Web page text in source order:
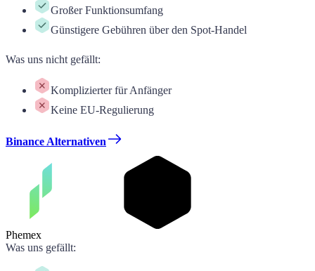
Großer Funktionsumfang
Günstigere Gebühren über den Spot-Handel
Was uns nicht gefällt:
Komplizierter für Anfänger
Keine EU-Regulierung
Binance Alternativen
Phemex
Was uns gefällt: